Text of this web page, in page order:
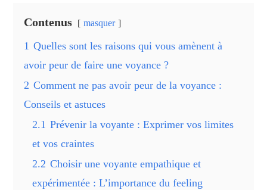
Contenus masquer
1 Quelles sont les raisons qui vous amènent à
avoir peur de faire une voyance ?
2 Comment ne pas avoir peur de la voyance :
Conseils et astuces
2.1 Prévenir la voyante : Exprimer vos limites
et vos craintes
2.2 Choisir une voyante empathique et
expérimentée : L’importance du feeling